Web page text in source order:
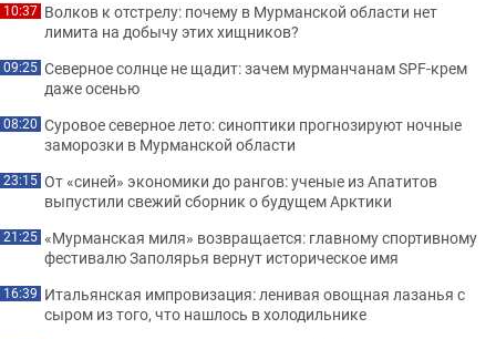
10:37 Волков к отстрелу: почему в Мурманской области нет
лимита на добычу этих хищников?
09:25 Северное солнце не щадит: зачем мурманчанам SPF-крем
даже осенью
08:20 Суровое северное лето: синоптики прогнозируют ночные
заморозки в Мурманской области
23:15 От «синей» экономики до рангов: ученые из Апатитов
выпустили свежий сборник о будущем Арктики
21:25 «Мурманская миля» возвращается: главному спортивному
фестивалю Заполярья вернут историческое имя
16:39 Итальянская импровизация: ленивая овощная лазанья с
сыром из того, что нашлось в холодильнике